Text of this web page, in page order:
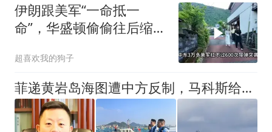
伊朗跟美军“一命抵一
命”，华盛顿偷偷往后缩，
超喜欢我的狗子
菲递黄岩岛海图遭中方反制，马科斯给驻华大使下5项任务？